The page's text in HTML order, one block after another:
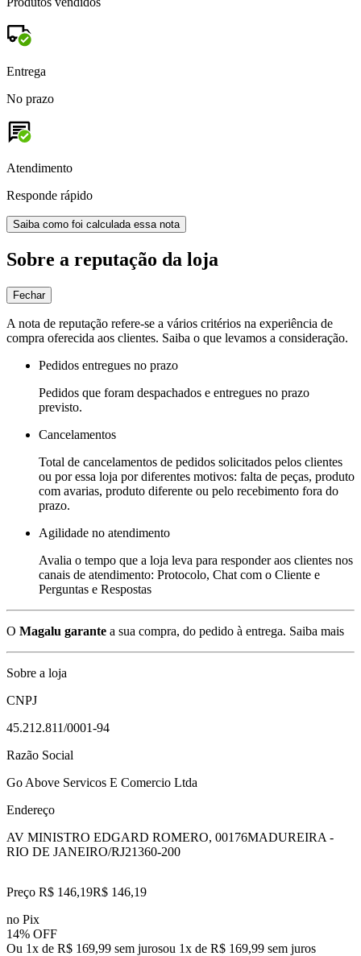
Entrega
No prazo
Atendimento
Responde rápido
Saiba como foi calculada essa nota
Sobre a reputação da loja
Fechar
A nota de reputação refere-se a vários critérios na experiência de
compra oferecida aos clientes. Saiba o que levamos a consideração.
Pedidos entregues no prazo
Pedidos que foram despachados e entregues no prazo
previsto.
Cancelamentos
Total de cancelamentos de pedidos solicitados pelos clientes
ou por essa loja por diferentes motivos: falta de peças, produto
com avarias, produto diferente ou pelo recebimento fora do
prazo.
Agilidade no atendimento
Avalia o tempo que a loja leva para responder aos clientes nos
canais de atendimento: Protocolo, Chat com o Cliente e
Perguntas e Respostas
O Magalu garante a sua compra, do pedido à entrega. Saiba mais
Sobre a loja
CNPJ
45.212.811/0001-94
Razão Social
Go Above Servicos E Comercio Ltda
Endereço
AV MINISTRO EDGARD ROMERO, 00176MADUREIRA -
RIO DE JANEIRO/RJ21360-200
Preço R$ 146,19R$ 146,19
no Pix
14% OFF
Ou 1x de R$ 169,99 sem jurosou 1x de R$ 169,99 sem juros